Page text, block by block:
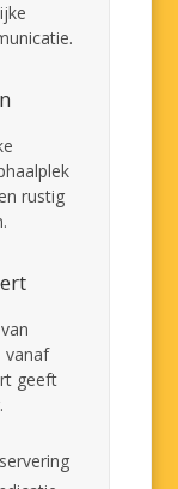
rustig
vanaf
geeft